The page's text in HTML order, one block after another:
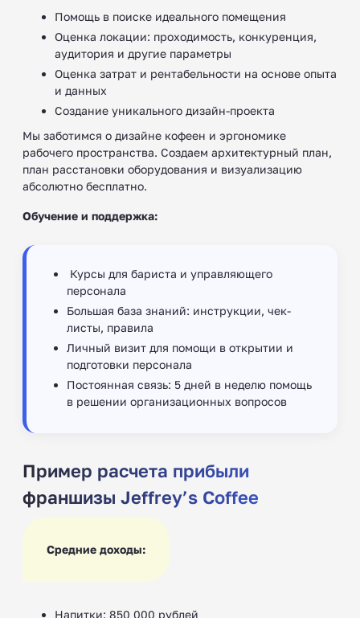
Помощь в поиске идеального помещения
Оценка локации: проходимость, конкуренция,
аудитория и другие параметры
Оценка затрат и рентабельности на основе опыта
и данных
Создание уникального дизайн-проекта
Мы заботимся о дизайне кофеен и эргономике
рабочего пространства. Создаем архитектурный план,
план расстановки оборудования и визуализацию
абсолютно бесплатно.
Обучение и поддержка:
‍ Курсы для бариста и управляющего
персонала
Большая база знаний: инструкции, чек-
листы, правила
Личный визит для помощи в открытии и
подготовки персонала
Постоянная связь: 5 дней в неделю помощь
в решении организационных вопросов
Пример расчета прибыли
франшизы Jeffrey’s Coffee
Средние доходы:
Напитки: 850 000 рублей